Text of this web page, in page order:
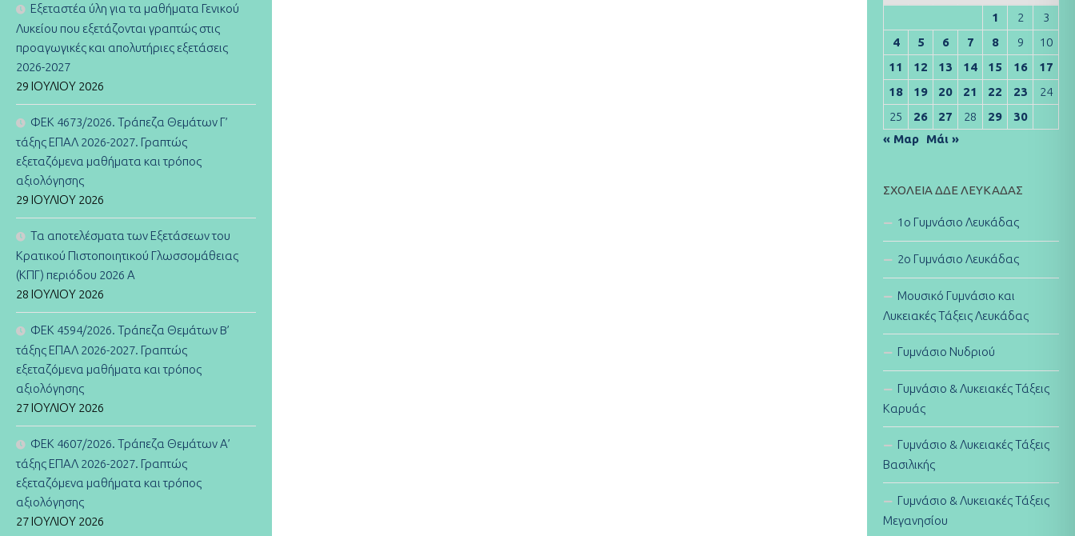
Εξεταστέα ύλη για τα μαθήματα Γενικού
Λυκείου που εξετάζονται γραπτώς στις
προαγωγικές και απολυτήριες εξετάσεις
2026-2027
29 ΙΟΥΛΊΟΥ 2026
ΦΕΚ 4673/2026. Τράπεζα Θεμάτων Γ’
τάξης ΕΠΑΛ 2026-2027. Γραπτώς
εξεταζόμενα μαθήματα και τρόπος
αξιολόγησης
29 ΙΟΥΛΊΟΥ 2026
Τα αποτελέσματα των Εξετάσεων του
Κρατικού Πιστοποιητικού Γλωσσομάθειας
(ΚΠΓ) περιόδου 2026 Α
28 ΙΟΥΛΊΟΥ 2026
ΦΕΚ 4594/2026. Τράπεζα Θεμάτων B’
τάξης ΕΠΑΛ 2026-2027. Γραπτώς
εξεταζόμενα μαθήματα και τρόπος
αξιολόγησης
27 ΙΟΥΛΊΟΥ 2026
ΦΕΚ 4607/2026. Τράπεζα Θεμάτων Α’
τάξης ΕΠΑΛ 2026-2027. Γραπτώς
εξεταζόμενα μαθήματα και τρόπος
αξιολόγησης
27 ΙΟΥΛΊΟΥ 2026
1
2
3
4
5 6 7 8 9
10
11
12 13 14 15 16
17
18
19 20 21 22 23
24
25
26 27 28 29
30
« Μαρ Μάι »
ΣΧΟΛΕΊΑ ΔΔΕ ΛΕΥΚΆΔΑΣ
1ο Γυμνάσιο Λευκάδας
2ο Γυμνάσιο Λευκάδας
Μουσικό Γυμνάσιο και
Λυκειακές Τάξεις Λευκάδας
Γυμνάσιο Νυδριού
Γυμνάσιο & Λυκειακές Τάξεις
Καρυάς
Γυμνάσιο & Λυκειακές Τάξεις
Βασιλικής
Γυμνάσιο & Λυκειακές Τάξεις
Μεγανησίου